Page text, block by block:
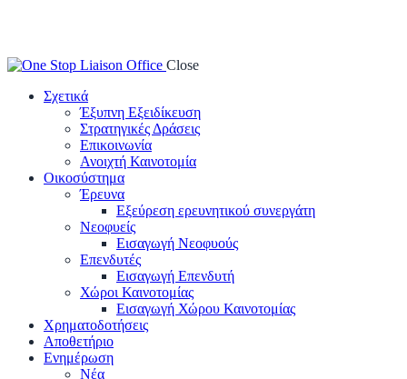
Close
Σχετικά
Έξυπνη Εξειδίκευση
Στρατηγικές Δράσεις
Επικοινωνία
Ανοιχτή Καινοτομία
Οικοσύστημα
Έρευνα
Εξεύρεση ερευνητικού συνεργάτη
Νεοφυείς
Εισαγωγή Νεοφυούς
Επενδυτές
Εισαγωγή Επενδυτή
Χώροι Καινοτομίας
Εισαγωγή Χώρου Καινοτομίας
Χρηματοδοτήσεις
Αποθετήριο
Ενημέρωση
Νέα